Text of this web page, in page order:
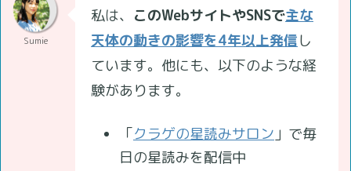
Sumie
私は、 このWebサイトやSNSで主な
天体の動きの影響を4年以上発信し
ています。他にも、以下のような経
験があります。
「クラゲの星読みサロン」で毎
日の星読みを配信中